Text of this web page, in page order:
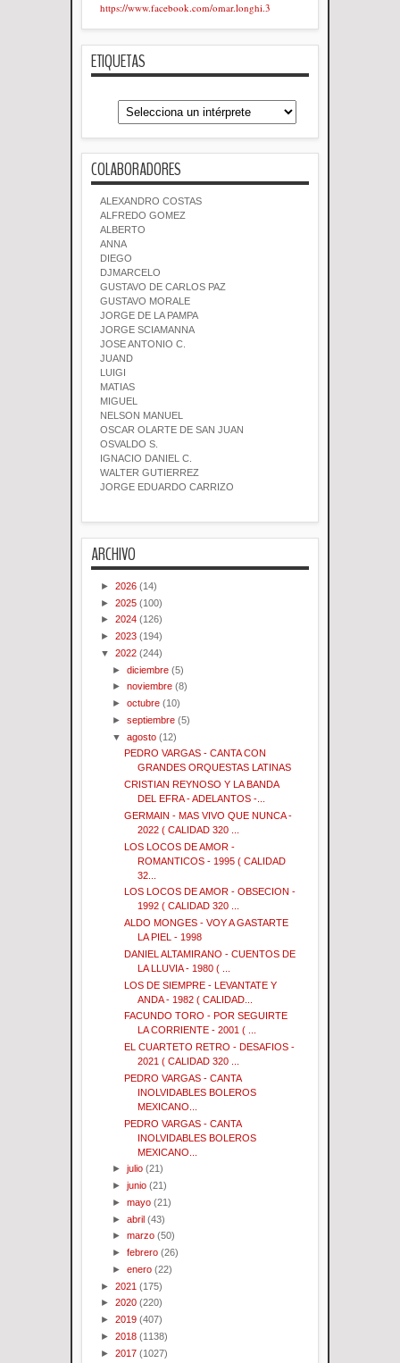
https://www.facebook.com/omar.longhi.3
ETIQUETAS
COLABORADORES
ALEXANDRO COSTAS
ALFREDO GOMEZ
ALBERTO
ANNA
DIEGO
DJMARCELO
GUSTAVO DE CARLOS PAZ
GUSTAVO MORALE
JORGE DE LA PAMPA
JORGE SCIAMANNA
JOSE ANTONIO C.
JUAND
LUIGI
MATIAS
MIGUEL
NELSON MANUEL
OSCAR OLARTE DE SAN JUAN
OSVALDO S.
IGNACIO DANIEL C.
WALTER GUTIERREZ
JORGE EDUARDO CARRIZO
ARCHIVO
► 2026 (14)
► 2025 (100)
► 2024 (126)
► 2023 (194)
▼ 2022 (244)
►diciembre (5)
►noviembre (8)
►octubre (10)
►septiembre (5)
▼agosto (12)
PEDRO VARGAS - CANTA CON
GRANDES ORQUESTAS LATINAS
CRISTIAN REYNOSO Y LA BANDA
DEL EFRA - ADELANTOS -...
GERMAIN - MAS VIVO QUE NUNCA -
2022 ( CALIDAD 320 ...
LOS LOCOS DE AMOR -
ROMANTICOS - 1995 ( CALIDAD
32...
LOS LOCOS DE AMOR - OBSECION -
1992 ( CALIDAD 320 ...
ALDO MONGES - VOY A GASTARTE
LA PIEL - 1998
DANIEL ALTAMIRANO - CUENTOS DE
LA LLUVIA - 1980 ( ...
LOS DE SIEMPRE - LEVANTATE Y
ANDA - 1982 ( CALIDAD...
FACUNDO TORO - POR SEGUIRTE
LA CORRIENTE - 2001 ( ...
EL CUARTETO RETRO - DESAFIOS -
2021 ( CALIDAD 320 ...
PEDRO VARGAS - CANTA
INOLVIDABLES BOLEROS
MEXICANO...
PEDRO VARGAS - CANTA
INOLVIDABLES BOLEROS
MEXICANO...
►julio (21)
►junio (21)
►mayo (21)
►abril (43)
►marzo (50)
►febrero (26)
►enero (22)
► 2021 (175)
► 2020 (220)
► 2019 (407)
► 2018 (1138)
► 2017 (1027)